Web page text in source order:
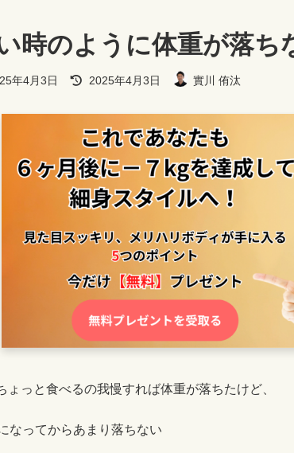
時のように体重が落ち
年4月3日
最
終
新
日
時
:
2025年4月3日 實川 侑汰
ょっと食べるの我慢すれば体重が落ちたけど、
なってからあまり落ちない